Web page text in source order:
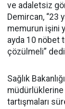
ve adaletsiz
Demircan, “23
memurun işini
ayda 10 nöbet
çözülmeli”
Sağlık
tartışmaları